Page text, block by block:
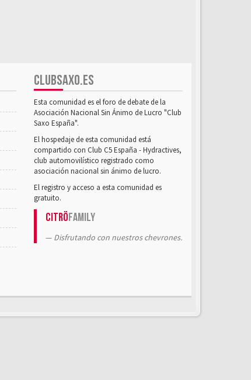
CLUBSAXO.ES
Esta comunidad es el foro de debate de la
Asociación Nacional Sin Ánimo de Lucro "Club
Saxo España".
El hospedaje de esta comunidad está
compartido con Club C5 España - Hydractives,
club automovilístico registrado como
asociación nacional sin ánimo de lucro.
El registro y acceso a esta comunidad es
gratuito.
CitröFamily
Disfrutando con nuestros chevrones.